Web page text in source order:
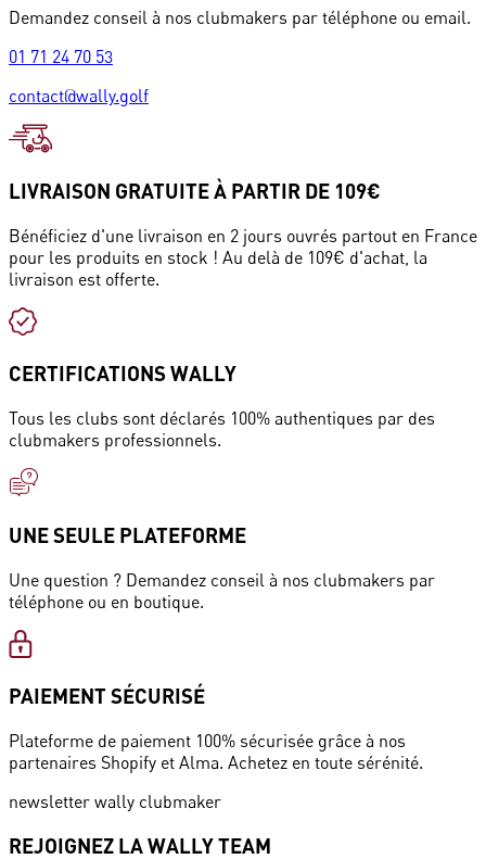
Demandez conseil à nos clubmakers par téléphone ou email.
01 71 24 70 53
contact@wally.golf
LIVRAISON GRATUITE À PARTIR DE 109€
Bénéficiez d'une livraison en 2 jours ouvrés partout en France
pour les produits en stock ! Au delà de 109€ d'achat, la
livraison est offerte.
CERTIFICATIONS WALLY
Tous les clubs sont déclarés 100% authentiques par des
clubmakers professionnels.
UNE SEULE PLATEFORME
Une question ? Demandez conseil à nos clubmakers par
téléphone ou en boutique.
PAIEMENT SÉCURISÉ
Plateforme de paiement 100% sécurisée grâce à nos
partenaires Shopify et Alma. Achetez en toute sérénité.
newsletter wally clubmaker
REJOIGNEZ LA WALLY TEAM